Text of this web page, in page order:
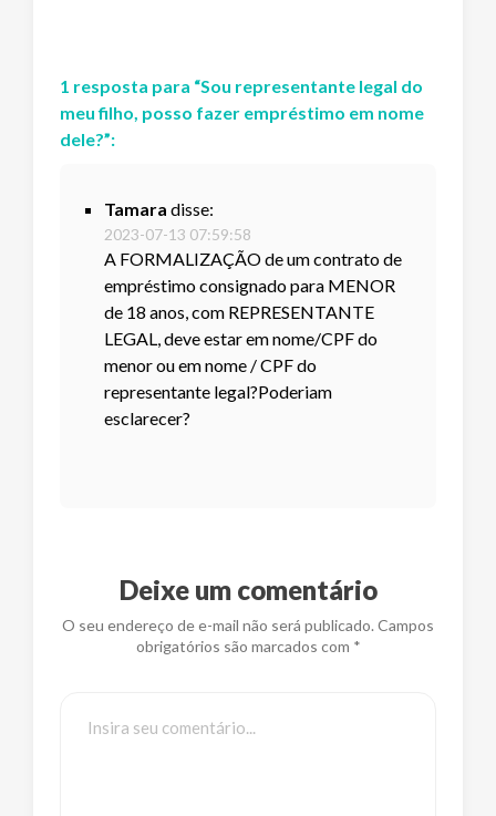
1 resposta para “Sou representante legal do
meu filho, posso fazer empréstimo em nome
dele?”:
Tamara disse:
2023-07-13 07:59:58
A FORMALIZAÇÃO de um contrato de
empréstimo consignado para MENOR
de 18 anos, com REPRESENTANTE
LEGAL, deve estar em nome/CPF do
menor ou em nome / CPF do
representante legal?Poderiam
esclarecer?
Deixe um comentário
O seu endereço de e-mail não será publicado. Campos
obrigatórios são marcados com *